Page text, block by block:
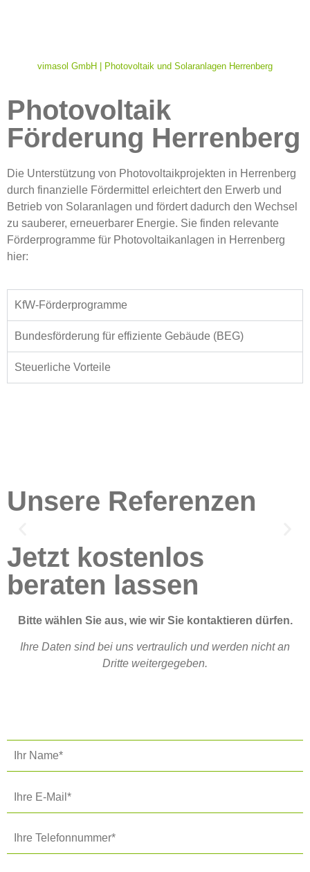
vimasol GmbH | Photovoltaik und Solaranlagen Herrenberg
Photovoltaik
Förderung Herrenberg
Die Unterstützung von Photovoltaikprojekten in Herrenberg
durch finanzielle Fördermittel erleichtert den Erwerb und
Betrieb von Solaranlagen und fördert dadurch den Wechsel
zu sauberer, erneuerbarer Energie. Sie finden relevante
Förderprogramme für Photovoltaikanlagen in Herrenberg
hier:
KfW-Förderprogramme
Bundesförderung für effiziente Gebäude (BEG)
Steuerliche Vorteile
Unsere Referenzen
Jetzt kostenlos
beraten lassen
Bitte wählen Sie aus, wie wir Sie kontaktieren dürfen.
Ihre Daten sind bei uns vertraulich und werden nicht an
Dritte weitergegeben.